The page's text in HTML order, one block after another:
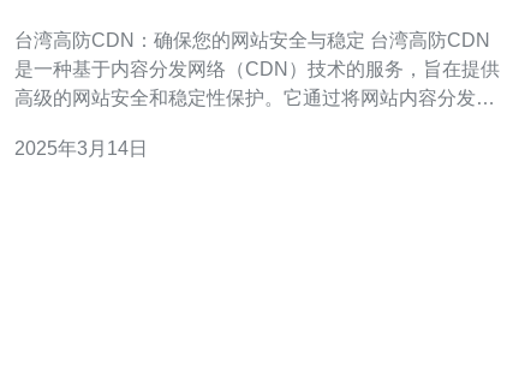
台湾高防CDN：确保您的网站安全与稳定 台湾高防CDN
是一种基于内容分发网络（CDN）技术的服务，旨在提供
高级的网站安全和稳定性保护。它通过将网站内容分发到
离，从而提高了网站的访问速度和性能。 1. 提供强大的防
2025年3月14日